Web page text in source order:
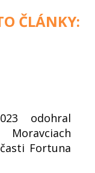
ČLÁNKY:
odohral
Fortuna